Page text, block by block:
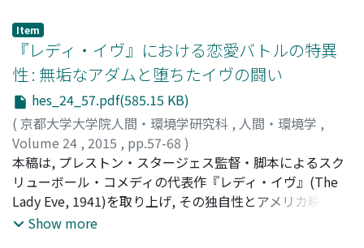
ンダー・イメージがどのように変化したのか明らかにし
た.
て」, 翌年の「欲動と欲動運命」において定式化されるが,
そこでは彼自身の欲動二元論を保持するために, 精神分析
固有の経験に由来しない観念を導入し, 展開していくこと
が正当化されてもいる. こうした動向が1910年代後半の公
刊されなかった試みを経て, 「快原理の彼岸」(1920)にお
けるフロイト自身の思弁へ発展していくことを示すのが本
稿の目的である.
Item
『レディ・イヴ』における恋愛バトルの特異
性 : 無垢なアダムと堕ちたイヴの闘い
hes_24_57.pdf(585.15 KB)
( 京都大学大学院人間・環境学研究科 , 人間・環境学 ,
Volume 24 , 2015 , pp.57-68 )
有森, 由紀子;Arimori, Yukiko;アリモリ, ユキコ
本稿は, プレストン・スタージェス監督・脚本によるスク
リューボール・コメディの代表作『レディ・イヴ』(The
Lady Eve, 1941)を取り上げ, その独自性とアメリカ映画史
における重要性を明らかにする, 本作は, 主演俳優(ヘンリ
Show more